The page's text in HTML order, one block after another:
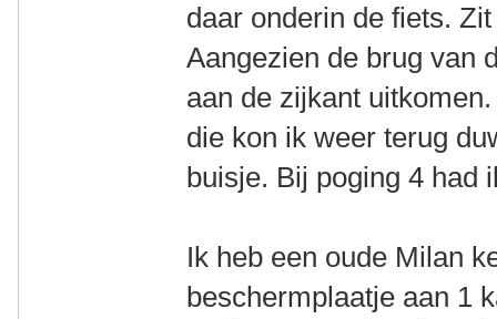
daar onderin de fiets.
Aangezien de brug van
aan de zijkant
die kon ik weer terug
buisje. Bij poging 4 had
Ik heb een oude Milan
beschermplaatje aan 1